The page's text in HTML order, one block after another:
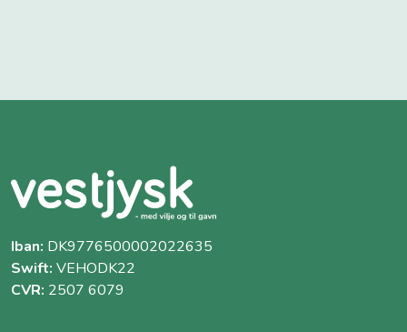
Iban: DK9776500002022635
Swift: VEHODK22
CVR: 2507 6079